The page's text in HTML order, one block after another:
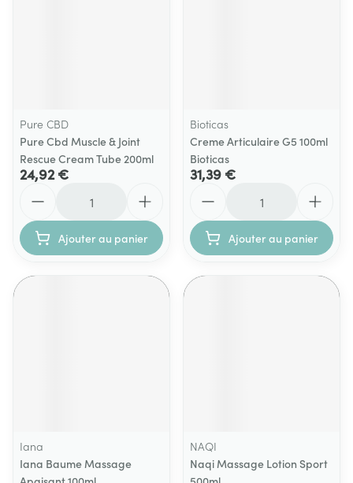
Pure CBD
Pure Cbd Muscle & Joint
Rescue Cream Tube 200ml
24,92 €
Ajouter au panier
Bioticas
Creme Articulaire G5 100ml
Bioticas
31,39 €
Ajouter au panier
Iana
Iana Baume Massage
NAQI
Naqi Massage Lotion Sport